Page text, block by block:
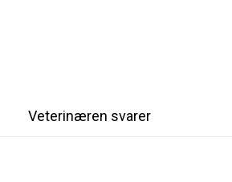
Veterinæren svarer